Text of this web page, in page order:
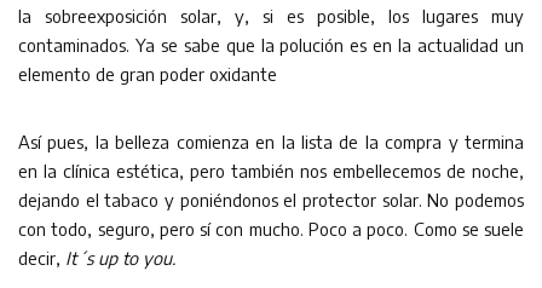
la sobreexposición solar, y, si es posible, los lugares muy
contaminados. Ya se sabe que la polución es en la actualidad un
elemento de gran poder oxidante
Así pues, la belleza comienza en la lista de la compra y termina
en la clínica estética, pero también nos embellecemos de noche,
dejando el tabaco y poniéndonos el protector solar. No podemos
con todo, seguro, pero sí con mucho. Poco a poco. Como se suele
decir, It´s up to you.